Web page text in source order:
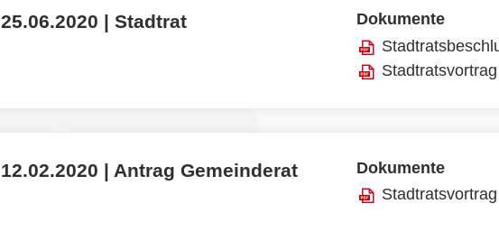
25.06.2020 | Stadtrat
Dokumente
Stadtratsvortrag
12.02.2020 | Antrag Gemeinderat
Dokumente
Stadtratsvortrag